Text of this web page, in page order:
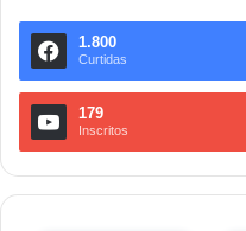
1.800
Curtidas
179
Inscritos